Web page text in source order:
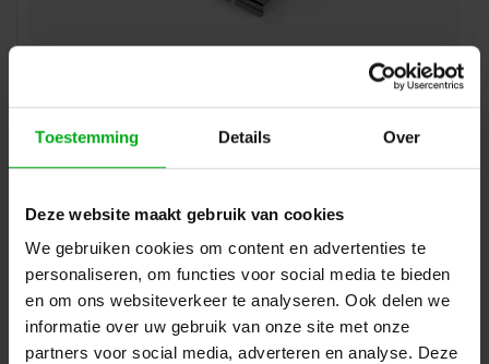
Toestemming Details Over
Deze website maakt gebruik van cookies
We gebruiken cookies om content en advertenties te
personaliseren, om functies voor social media te bieden
en om ons websiteverkeer te analyseren. Ook delen we
informatie over uw gebruik van onze site met onze
partners voor social media, adverteren en analyse. Deze
Neutrik | CNTVL1041 | montageraam G met 4x M3
Direct leverbaar
Login voor prijzen